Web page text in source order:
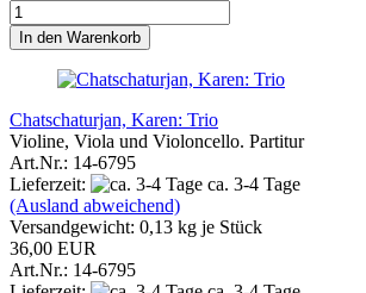
In den Warenkorb
Chatschaturjan, Karen: Trio
Violine, Viola und Violoncello. Partitur
Art.Nr.: 14-6795
Lieferzeit:
ca. 3-4 Tage
(Ausland abweichend)
Versandgewicht: 0,13 kg je Stück
36,00 EUR
Art.Nr.: 14-6795